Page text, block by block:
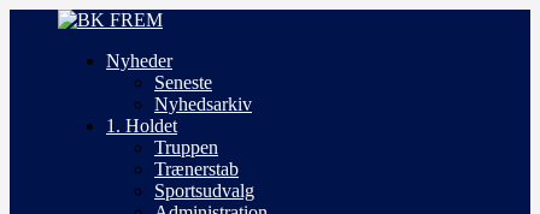
Nyheder
Seneste
Nyhedsarkiv
1. Holdet
Truppen
Trænerstab
Sportsudvalg